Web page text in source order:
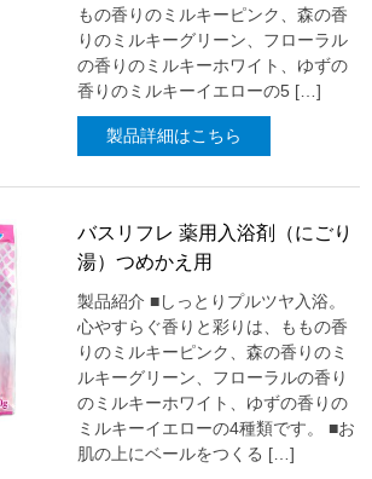
もの香りのミルキーピンク、森の香
りのミルキーグリーン、フローラル
の香りのミルキーホワイト、ゆずの
香りのミルキーイエローの5 […]
製品詳細はこちら
バスリフレ 薬用入浴剤（にごり
湯）つめかえ用
製品紹介 ■しっとりプルツヤ入浴。
心やすらぐ香りと彩りは、ももの香
りのミルキーピンク、森の香りのミ
ルキーグリーン、フローラルの香り
のミルキーホワイト、ゆずの香りの
ミルキーイエローの4種類です。 ■お
肌の上にベールをつくる […]